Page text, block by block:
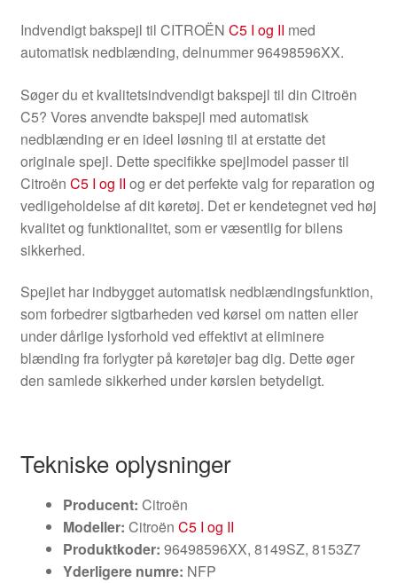
Indvendigt bakspejl til CITROËN C5 I og II med
automatisk nedblænding, delnummer 96498596XX.
Søger du et kvalitetsindvendigt bakspejl til din Citroën
C5? Vores anvendte bakspejl med automatisk
nedblænding er en ideel løsning til at erstatte det
originale spejl. Dette specifikke spejlmodel passer til
Citroën C5 I og II og er det perfekte valg for reparation og
vedligeholdelse af dit køretøj. Det er kendetegnet ved høj
kvalitet og funktionalitet, som er væsentlig for bilens
sikkerhed.
Spejlet har indbygget automatisk nedblændingsfunktion,
som forbedrer sigtbarheden ved kørsel om natten eller
under dårlige lysforhold ved effektivt at eliminere
blænding fra forlygter på køretøjer bag dig. Dette øger
den samlede sikkerhed under kørslen betydeligt.
Tekniske oplysninger
Producent: Citroën
Modeller: Citroën C5 I og II
Produktkoder: 96498596XX, 8149SZ, 8153Z7
Yderligere numre: NFP